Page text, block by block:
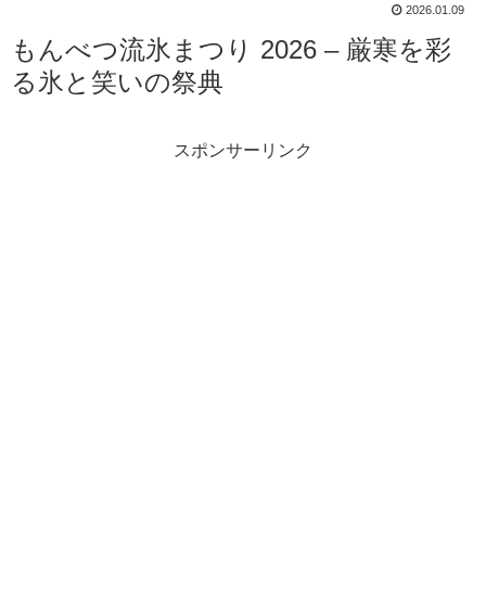
2026.01.09
もんべつ流氷まつり 2026 – 厳寒を彩
る氷と笑いの祭典
スポンサーリンク